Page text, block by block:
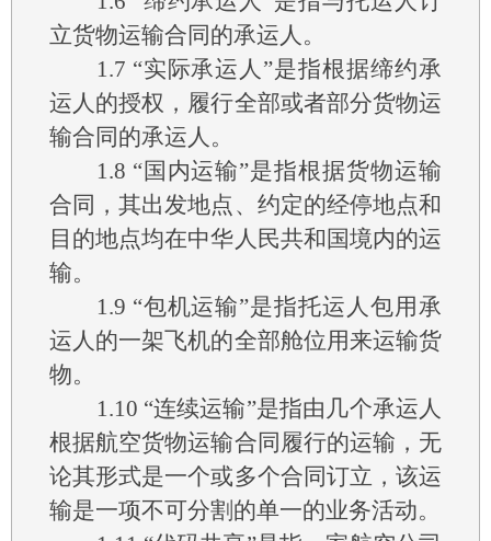
立货物运输合同的承运人。
1.7 “实际承运人”是指根据缔约承
运人的授权，履行全部或者部分货物运
输合同的承运人。
1.8 “国内运输”是指根据货物运输
合同，其出发地点、约定的经停地点和
目的地点均在中华人民共和国境内的运
输。
1.9 “包机运输”是指托运人包用承
运人的一架飞机的全部舱位用来运输货
物。
1.10 “连续运输”是指由几个承运人
根据航空货物运输合同履行的运输，无
论其形式是一个或多个合同订立，该运
输是一项不可分割的单一的业务活动。